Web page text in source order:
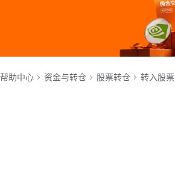
帮助中心 资金与转仓 股票转仓 转入股票